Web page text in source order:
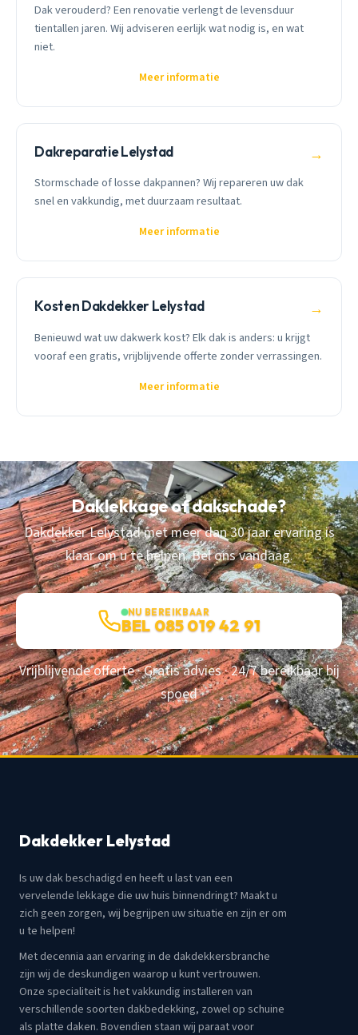
Dak verouderd? Een renovatie verlengt de levensduur
tientallen jaren. Wij adviseren eerlijk wat nodig is, en wat
niet.
Meer informatie
Dakreparatie Lelystad →
Stormschade of losse dakpannen? Wij repareren uw dak
snel en vakkundig, met duurzaam resultaat.
Meer informatie
Kosten Dakdekker Lelystad →
Benieuwd wat uw dakwerk kost? Elk dak is anders: u krijgt
vooraf een gratis, vrijblijvende offerte zonder verrassingen.
Meer informatie
Daklekkage of dakschade?
Dakdekker Lelystad met meer dan 30 jaar ervaring is
klaar om u te helpen. Bel ons vandaag.
NU BEREIKBAAR
BEL 085 019 42 91
Vrijblijvende offerte · Gratis advies · 24/7 bereikbaar bij
spoed
Dakdekker Lelystad
Is uw dak beschadigd en heeft u last van een
vervelende lekkage die uw huis binnendringt? Maakt u
zich geen zorgen, wij begrijpen uw situatie en zijn er om
u te helpen!
Met decennia aan ervaring in de dakdekkersbranche
zijn wij de deskundigen waarop u kunt vertrouwen.
Onze specialiteit is het vakkundig installeren van
verschillende soorten dakbedekking, zowel op schuine
als platte daken. Bovendien staan wij paraat voor